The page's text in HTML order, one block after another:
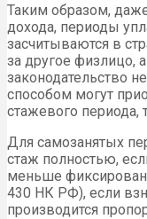
Таким образом,
дохода, периоды
засчитываются в
за другое физлицо,
законодательство
способом могут
стажевого периода,
Для самозанятых
стаж полностью,
меньше
430 НК РФ), если
производится